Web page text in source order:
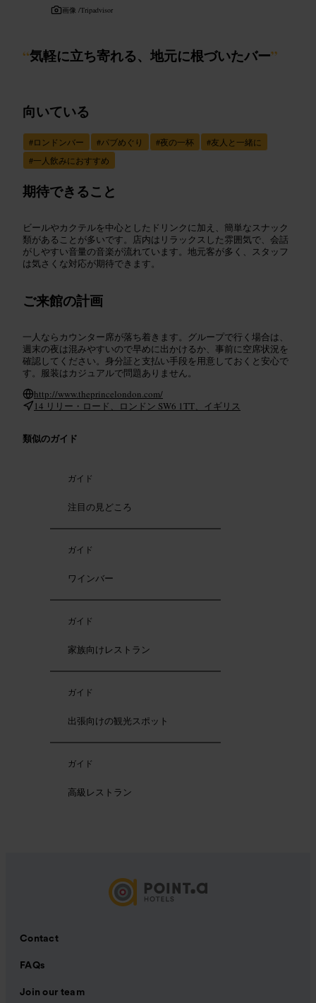
画像 /Tripadvisor
“気軽に立ち寄れる、地元に根づいたバー”
向いている
#ロンドンバー #パブめぐり #夜の一杯 #友人と一緒に
#一人飲みにおすすめ
期待できること
ビールやカクテルを中心としたドリンクに加え、簡単なスナック
類があることが多いです。店内はリラックスした雰囲気で、会話
がしやすい音量の音楽が流れています。地元客が多く、スタッフ
は気さくな対応が期待できます。
ご来館の計画
一人ならカウンター席が落ち着きます。グループで行く場合は、
週末の夜は混みやすいので早めに出かけるか、事前に空席状況を
確認してください。身分証と支払い手段を用意しておくと安心で
す。服装はカジュアルで問題ありません。
http://www.theprincelondon.com/
14 リリー・ロード、ロンドン SW6 1TT、イギリス
類似のガイド
ガイド
注目の見どころ
ガイド
ワインバー
ガイド
家族向けレストラン
ガイド
出張向けの観光スポット
ガイド
高級レストラン
Contact
FAQs
Join our team